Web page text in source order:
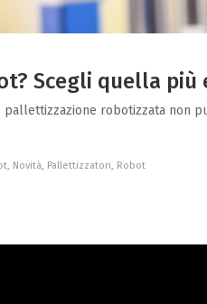
Scegli quella più
pallettizzazione robotizzata non
, Novità, Pallettizzatori, Robot